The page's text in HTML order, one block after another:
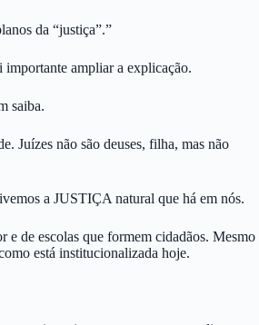
da “justiça”.”
importante ampliar a explicação.
saiba.
Juízes não são deuses, filha, mas não
a JUSTIÇA natural que há em nós.
e de escolas que formem cidadãos. Mesmo
está institucionalizada hoje.